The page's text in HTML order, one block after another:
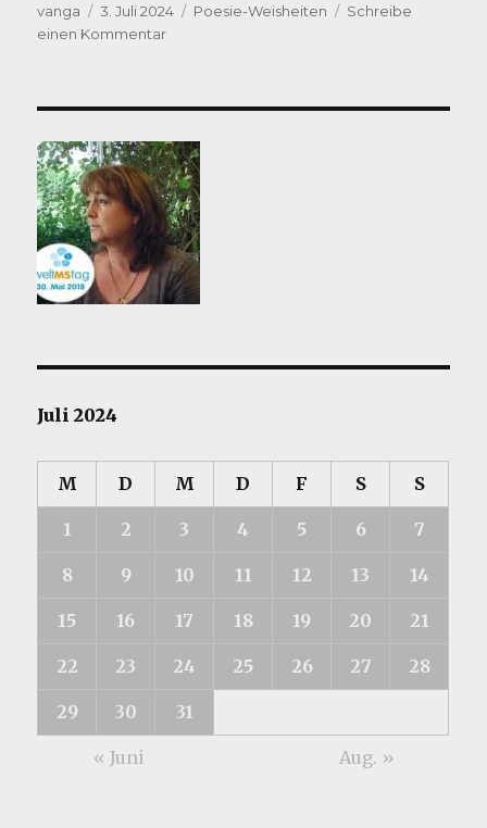
Autor
vanga
Veröffentlicht
am
3. Juli 2024 Kategorien
Poesie-Weisheiten
Schreibe
einen Kommentarzu
Juli 2024
M D M D F S S
1 2 3 4 5 6 7
8 9 10 11 12 13 14
15 16 17 18 19 20 21
22 23 24 25 26 27 28
29 30 31
« Juni Aug. »